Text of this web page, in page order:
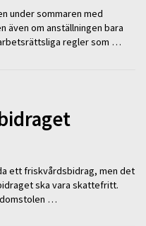
under sommaren med
även om anställningen bara
regler som …
ett friskvårdsbidrag, men det
ska vara skattefritt.
…